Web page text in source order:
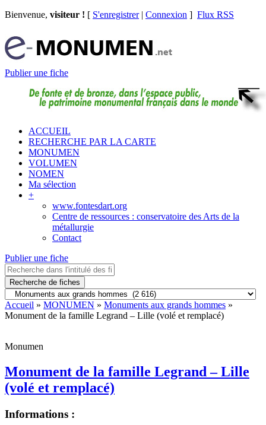
Bienvenue, visiteur ! [ S'enregistrer| Connexion ] Flux RSS
Publier une fiche
ACCUEIL
RECHERCHE PAR LA CARTE
MONUMEN
VOLUMEN
NOMEN
Ma sélection
+
www.fontesdart.org
Centre de ressources : conservatoire des Arts de la
métallurgie
Contact
Publier une fiche
Recherche de fiches
Accueil » MONUMEN » Monuments aux grands hommes »
Monument de la famille Legrand – Lille (volé et remplacé)
Monumen
Monument de la famille Legrand – Lille
(volé et remplacé)
Informations :